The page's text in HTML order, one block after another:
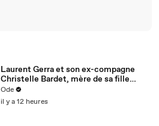
Laurent Gerra et son ex-compagne
Christelle Bardet, mère de sa fille
Célestine, toujours en très bons
termes, la preuve en images
Ode
il y a 12 heures